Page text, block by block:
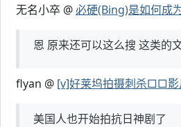
无名小卒 @必硬(Bing)是如何成
恩 原来还可以这么搜 这类的
flyan @ [v]好莱坞拍摄刺杀□□
美国人也开始拍抗日神剧了